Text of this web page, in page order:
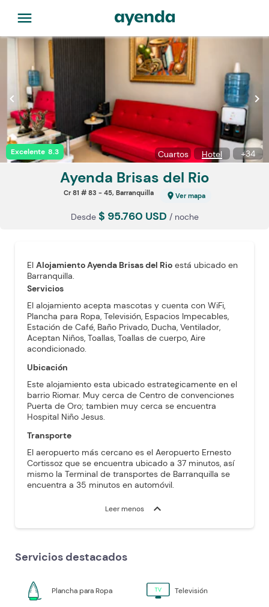
menu
Excelente 8.3
chevron_left chevron_right
Hotel
Cuartos +34
Ayenda Brisas del Rio
Cr 81 # 83 - 45, Barranquilla location_on Ver mapa
Desde $ 95.760 USD / noche
El Alojamiento Ayenda Brisas del Rio está ubicado en
Barranquilla.
Servicios
El alojamiento acepta mascotas y cuenta con WiFi,
Plancha para Ropa, Televisión, Espacios Impecables,
Estación de Café, Baño Privado, Ducha, Ventilador,
Aceptan Niños, Toallas, Toallas de cuerpo, Aire
acondicionado.
Ubicación
Este alojamiento esta ubicado estrategicamente en el
barrio Riomar. Muy cerca de Centro de convenciones
Puerta de Oro; tambien muy cerca se encuentra
Hospital Niño Jesus.
Transporte
El aeropuerto más cercano es el Aeropuerto Ernesto
Cortissoz que se encuentra ubicado a 37 minutos, así
mismo la Terminal de transportes de Barranquilla se
encuentra a 35 minutos en automóvil.
Leer menos expand_more
Servicios destacados
Plancha para Ropa Televisión